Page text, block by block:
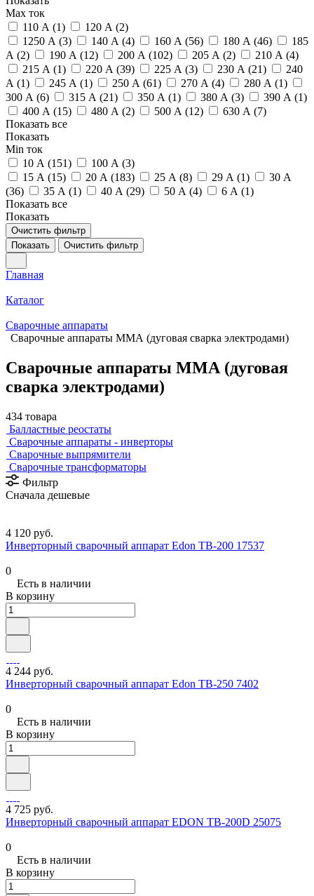
Max ток
110 А (1) 120 А (2)
1250 А (3) 140 А (4) 160 А (56) 180 А (46)
185
А (2) 190 А (12) 200 А (102) 205 А (2) 210 А (4)
215 А (1) 220 А (39) 225 А (3) 230 А (21)
240
А (1) 245 А (1) 250 А (61) 270 А (4) 280 А (1)
300 А (6) 315 А (21) 350 А (1) 380 А (3) 390 А (1)
400 А (15) 480 А (2) 500 А (12) 630 А (7)
Показать все
Показать
Min ток
10 А (151) 100 А (3)
15 А (15) 20 А (183) 25 А (8) 29 А (1)
30 А
(36) 35 А (1) 40 А (29) 50 А (4) 6 А (1)
Показать все
Показать
Очистить фильтр
Показать
Очистить фильтр
Главная
Каталог
Сварочные аппараты
Сварочные аппараты ММА (дуговая сварка электродами)
Сварочные аппараты ММА (дуговая
сварка электродами)
434 товара
Балластные реостаты
Сварочные аппараты - инверторы
Сварочные выпрямители
Сварочные трансформаторы
Фильтр
Сначала дешевые
4 120 руб.
Инверторный сварочный аппарат Edon TB-200 17537
0
Есть в наличии
В корзину
4 244 руб.
Инверторный сварочный аппарат Edon TB-250 7402
0
Есть в наличии
В корзину
4 725 руб.
Инверторный сварочный аппарат EDON TB-200D 25075
0
Есть в наличии
В корзину